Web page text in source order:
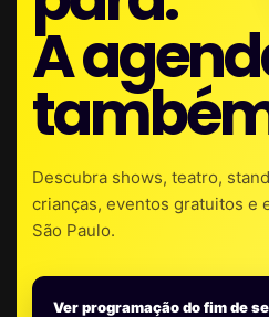
A
Descubra shows, teatro,
crianças, eventos gratuitos e
São Paulo.
Ver programação do fim de